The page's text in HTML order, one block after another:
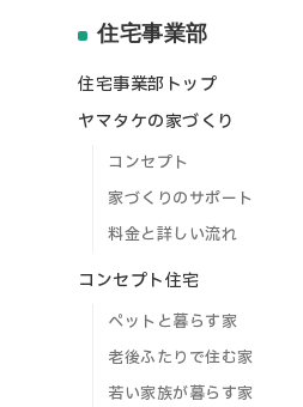
住宅事業部
住宅事業部トップ
ヤマタケの家づくり
コンセプト
家づくりのサポート
料金と詳しい流れ
コンセプト住宅
ペットと暮らす家
老後ふたりで住む家
若い家族が暮らす家